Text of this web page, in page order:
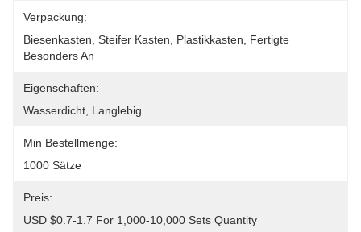
Verpackung:
Biesenkasten, Steifer Kasten, Plastikkasten, Fertigte
Besonders An
Eigenschaften:
Wasserdicht, Langlebig
Min Bestellmenge:
1000 Sätze
Preis:
USD $0.7-1.7 For 1,000-10,000 Sets Quantity